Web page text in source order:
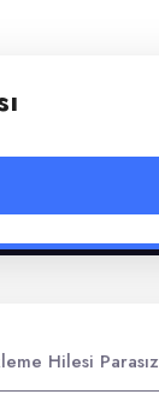
Hilesi Parasız